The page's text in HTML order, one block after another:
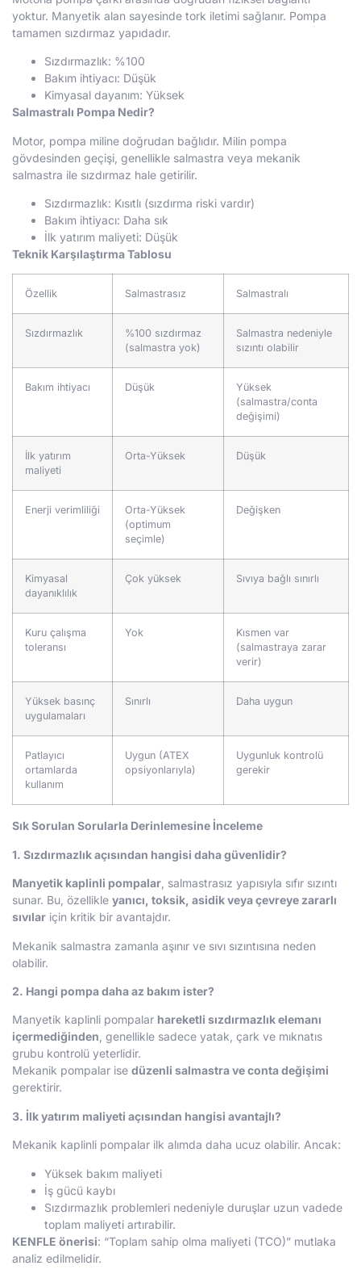
yoktur. Manyetik alan sayesinde tork iletimi sağlanır. Pompa
tamamen sızdırmaz yapıdadır.
Sızdırmazlık: %100
Bakım ihtiyacı: Düşük
Kimyasal dayanım: Yüksek
Salmastralı Pompa Nedir?
Motor, pompa miline doğrudan bağlıdır. Milin pompa
gövdesinden geçişi, genellikle salmastra veya mekanik
salmastra ile sızdırmaz hale getirilir.
Sızdırmazlık: Kısıtlı (sızdırma riski vardır)
Bakım ihtiyacı: Daha sık
İlk yatırım maliyeti: Düşük
Teknik Karşılaştırma Tablosu
Özellik Salmastrasız Salmastralı
Sızdırmazlık
%100 sızdırmaz
(salmastra yok)
Salmastra nedeniyle
sızıntı olabilir
Bakım ihtiyacı Düşük
Yüksek
(salmastra/conta
değişimi)
İlk yatırım
maliyeti
Orta-Yüksek Düşük
Enerji verimliliği
Orta-Yüksek
(optimum
seçimle)
Değişken
Kimyasal
dayanıklılık
Çok yüksek Sıvıya bağlı sınırlı
Kuru çalışma
toleransı
Yok
Kısmen var
(salmastraya zarar
verir)
Yüksek basınç
uygulamaları
Sınırlı Daha uygun
Patlayıcı
ortamlarda
kullanım
Uygun (ATEX
opsiyonlarıyla)
Uygunluk kontrolü
gerekir
Sık Sorulan Sorularla Derinlemesine İnceleme
1. Sızdırmazlık açısından hangisi daha güvenlidir?
Manyetik kaplinli pompalar , salmastrasız yapısıyla sıfır sızıntı
sunar. Bu, özellikle yanıcı, toksik, asidik veya çevreye zararlı
sıvılar için kritik bir avantajdır.
Mekanik salmastra zamanla aşınır ve sıvı sızıntısına neden
olabilir.
2. Hangi pompa daha az bakım ister?
Manyetik kaplinli pompalar hareketli sızdırmazlık elemanı
içermediğinden , genellikle sadece yatak, çark ve mıknatıs
grubu kontrolü yeterlidir.
Mekanik pompalar ise düzenli salmastra ve conta değişimi
gerektirir.
3. İlk yatırım maliyeti açısından hangisi avantajlı?
Mekanik kaplinli pompalar ilk alımda daha ucuz olabilir. Ancak:
Yüksek bakım maliyeti
İş gücü kaybı
Sızdırmazlık problemleri nedeniyle duruşlar uzun vadede
toplam maliyeti artırabilir.
KENFLE önerisi: “Toplam sahip olma maliyeti (TCO)” mutlaka
analiz edilmelidir.